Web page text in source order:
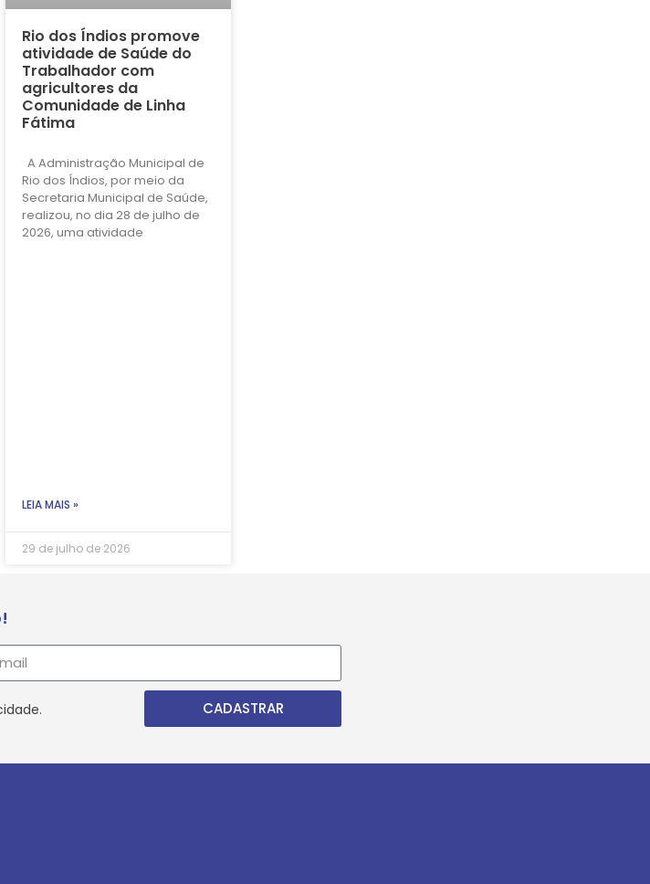
Rio dos Índios promove
atividade de Saúde do
Trabalhador com
agricultores da
Comunidade de Linha
Fátima
A Administração Municipal de
Rio dos Índios, por meio da
Secretaria Municipal de Saúde,
realizou, no dia 28 de julho de
2026, uma atividade
LEIA MAIS »
29 de julho de 2026
CADASTRAR